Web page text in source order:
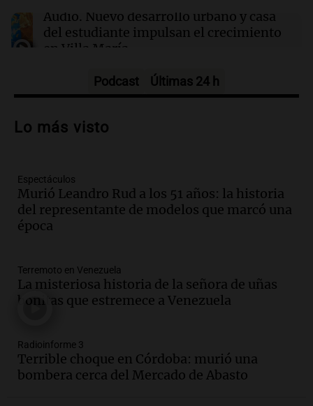
21:49 Mundo
Un helicóptero que combatía incendios se
Audio. Nuevo desarrollo urbano y casa
del estudiante impulsan el crecimiento
en Villa María
Audio.La gran exposición de la rural de
diversas actividades y sorpresas
Audio.
edificios y proyecta una casa del
estudiante con 48 municipios
involucrados
Audio.1° gol de Rosario Central a
Aldosivi (Zalazar en contra) - relato
Gato Greco
Audio.Mañana inicia la gran exposición
en la Sociedad Rural de Bulaya con
actividades para toda la familia
Podcast Últimas 24 h
Lo más visto
Espectáculos
Murió Leandro Rud a los 51 años: la historia
del representante de modelos que marcó una
época
Terremoto en Venezuela
La misteriosa historia de la señora de uñas
bonitas que estremece a Venezuela
Radioinforme 3
Terrible choque en Córdoba: murió una
bombera cerca del Mercado de Abasto